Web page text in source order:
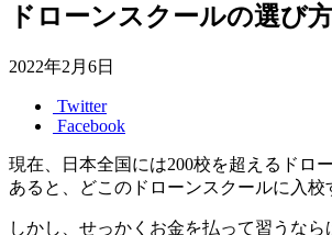
ドローンスクールの選び
2022年2月6日
Twitter
Facebook
現在、日本全国には200校を超えるドロ
あると、どこのドローンスクールに入
しかし、せっかくお金を払って習うな